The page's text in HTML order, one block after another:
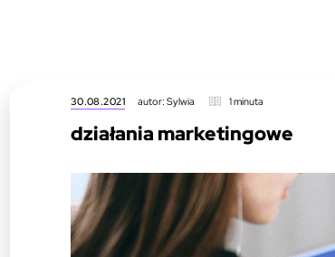
30.08.2021 autor: Sylwia 1 minuta
działania marketingowe